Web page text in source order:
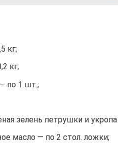
кг;
кг;
по 1 шт.;
зелень петрушки и
масло — по 2 стол. ложки;